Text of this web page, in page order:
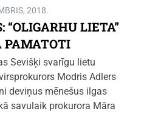
2018.
“OLIGARHU LIETA”
PAMATOTI
Sevišķi svarīgu lietu
Modris Adlers
deviņus mēnešus ilgas
savulaik prokurora Māra